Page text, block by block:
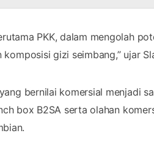
PKK, dalam mengolah
gizi seimbang,” ujar
bernilai komersial menjadi
box B2SA serta olahan